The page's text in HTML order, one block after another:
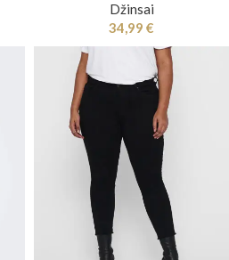
Džinsai
34,99 €